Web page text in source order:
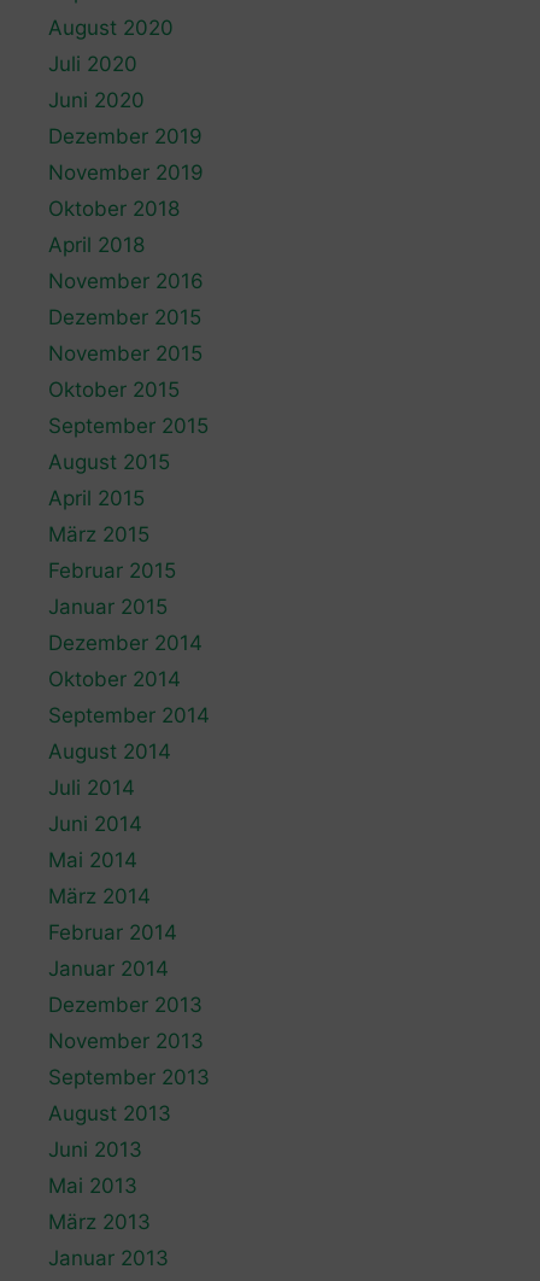
August 2020
Juli 2020
Juni 2020
Dezember 2019
November 2019
Oktober 2018
April 2018
November 2016
Dezember 2015
November 2015
Oktober 2015
September 2015
August 2015
April 2015
März 2015
Februar 2015
Januar 2015
Dezember 2014
Oktober 2014
September 2014
August 2014
Juli 2014
Juni 2014
Mai 2014
März 2014
Februar 2014
Januar 2014
Dezember 2013
November 2013
September 2013
August 2013
Juni 2013
Mai 2013
März 2013
Januar 2013